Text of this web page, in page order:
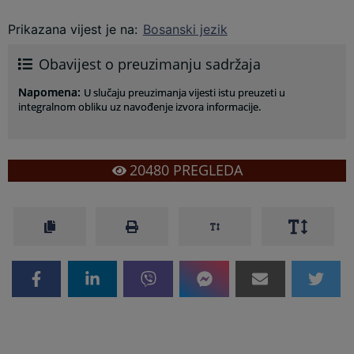
Prikazana vijest je na: Bosanski jezik
Obavijest o preuzimanju sadržaja
Napomena: U slučaju preuzimanja vijesti istu preuzeti u
integralnom obliku uz navođenje izvora informacije.
20480PREGLEDA